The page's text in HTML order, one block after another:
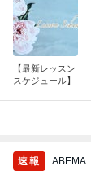
【最新レッスン
スケジュール】
速報 ABEMA